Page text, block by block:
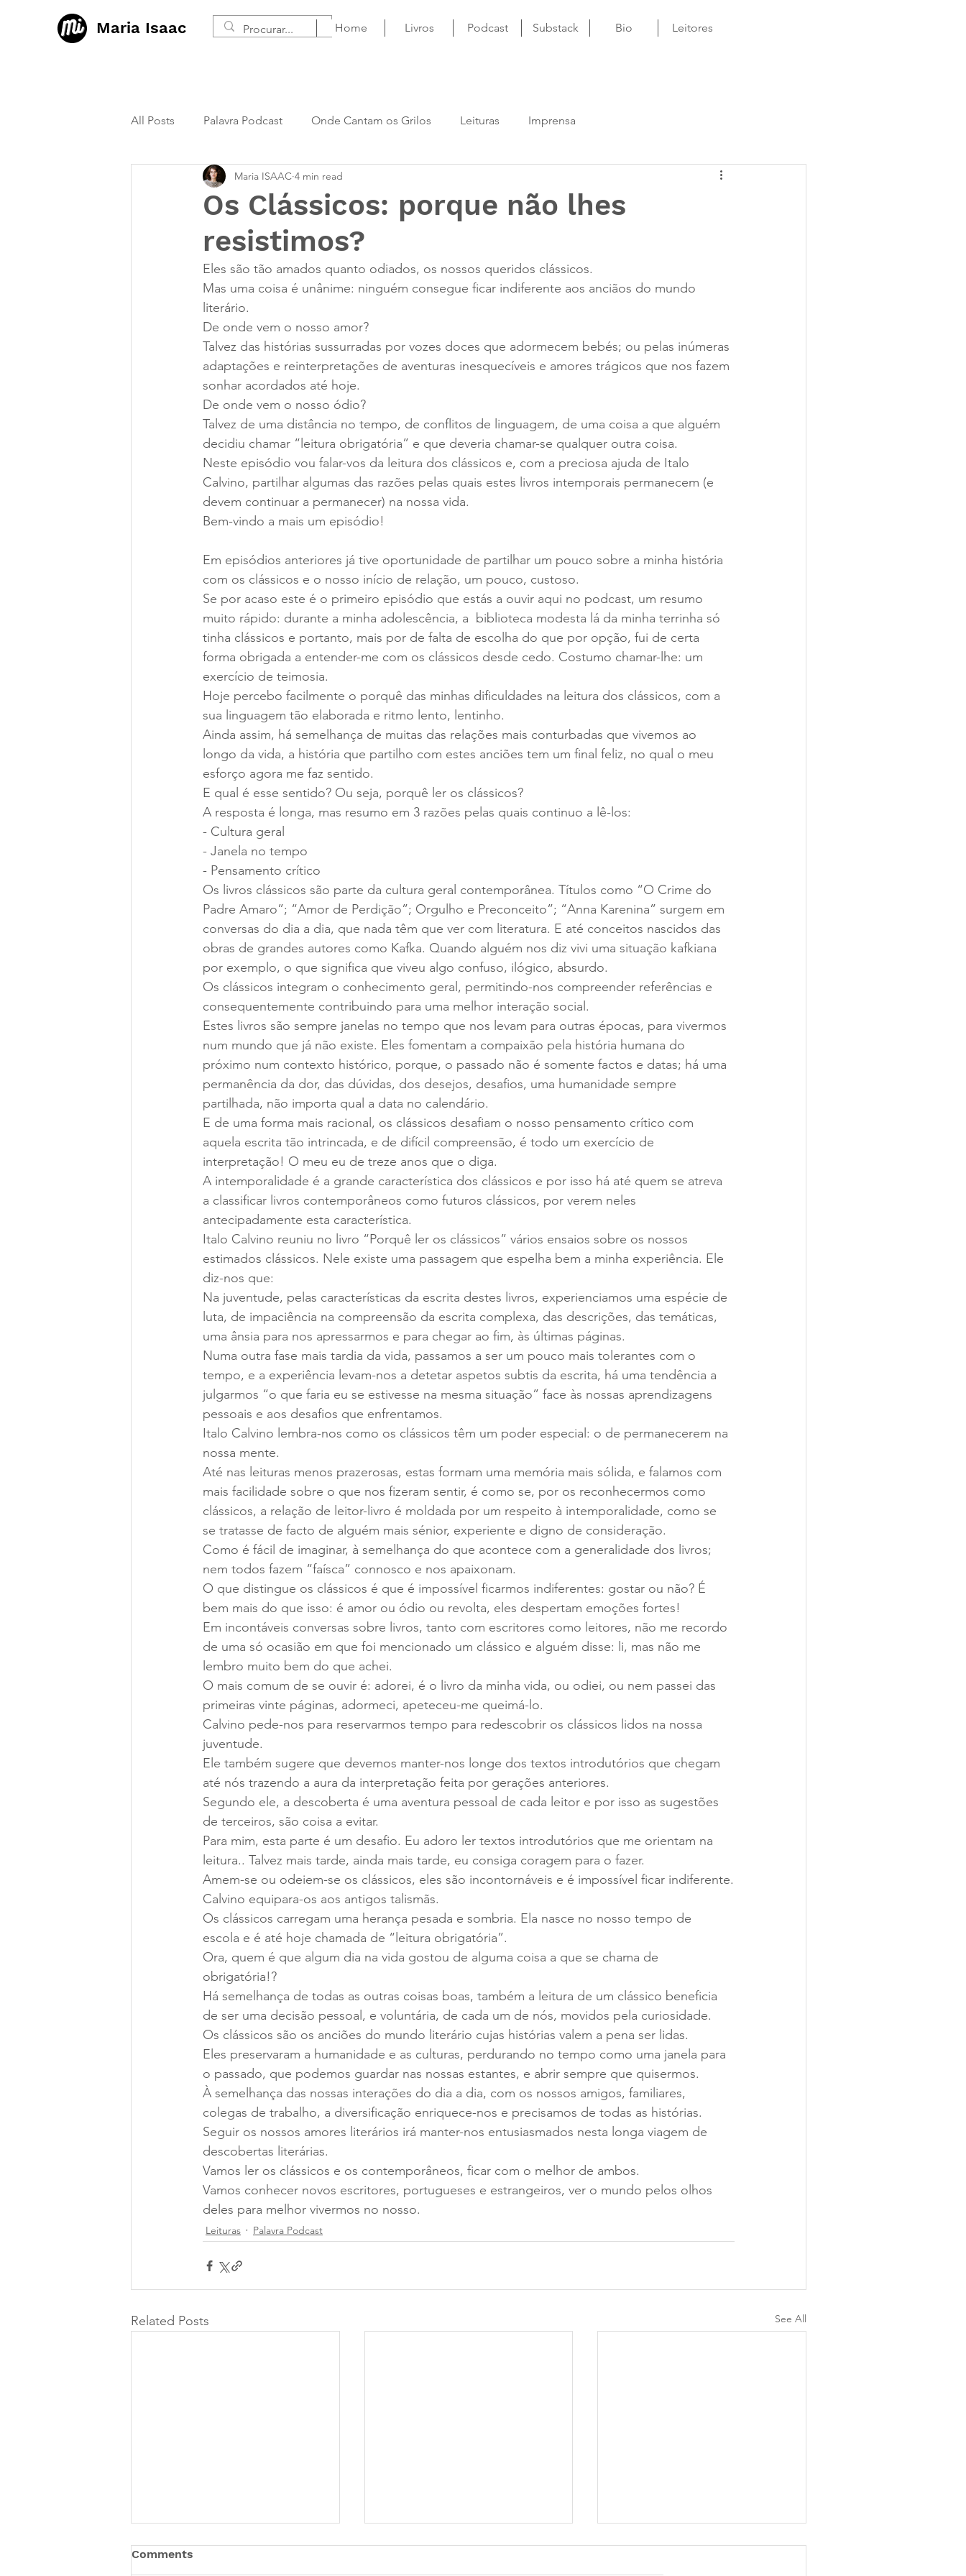
Maria Isaac Home Livros Podcast Substack Bio Leitores
All Posts Palavra Podcast Onde Cantam os Grilos Leituras Imprensa
Os Clássicos: porque não lhes
resistimos?
Maria ISAAC 4 min read
Eles são tão amados quanto odiados, os nossos queridos clássicos.
Mas uma coisa é unânime: ninguém consegue ficar indiferente aos anciãos do mundo
literário.
De onde vem o nosso amor?
Talvez das histórias sussurradas por vozes doces que adormecem bebés; ou pelas inúmeras
adaptações e reinterpretações de aventuras inesquecíveis e amores trágicos que nos fazem
sonhar acordados até hoje.
De onde vem o nosso ódio?
Talvez de uma distância no tempo, de conflitos de linguagem, de uma coisa a que alguém
decidiu chamar “leitura obrigatória” e que deveria chamar-se qualquer outra coisa.
Neste episódio vou falar-vos da leitura dos clássicos e, com a preciosa ajuda de Italo
Calvino, partilhar algumas das razões pelas quais estes livros intemporais permanecem (e
devem continuar a permanecer) na nossa vida.
Bem-vindo a mais um episódio!
Em episódios anteriores já tive oportunidade de partilhar um pouco sobre a minha história
com os clássicos e o nosso início de relação, um pouco, custoso.
Se por acaso este é o primeiro episódio que estás a ouvir aqui no podcast, um resumo
muito rápido: durante a minha adolescência, a  biblioteca modesta lá da minha terrinha só
tinha clássicos e portanto, mais por de falta de escolha do que por opção, fui de certa
forma obrigada a entender-me com os clássicos desde cedo. Costumo chamar-lhe: um
exercício de teimosia.
Hoje percebo facilmente o porquê das minhas dificuldades na leitura dos clássicos, com a
sua linguagem tão elaborada e ritmo lento, lentinho.
Ainda assim, há semelhança de muitas das relações mais conturbadas que vivemos ao
longo da vida, a história que partilho com estes anciões tem um final feliz, no qual o meu
esforço agora me faz sentido.
E qual é esse sentido? Ou seja, porquê ler os clássicos?
A resposta é longa, mas resumo em 3 razões pelas quais continuo a lê-los:
- Cultura geral
- Janela no tempo
- Pensamento crítico
Os livros clássicos são parte da cultura geral contemporânea. Títulos como “O Crime do
Padre Amaro”; “Amor de Perdição”; Orgulho e Preconceito”; “Anna Karenina” surgem em
conversas do dia a dia, que nada têm que ver com literatura. E até conceitos nascidos das
obras de grandes autores como Kafka. Quando alguém nos diz vivi uma situação kafkiana
por exemplo, o que significa que viveu algo confuso, ilógico, absurdo.
Os clássicos integram o conhecimento geral, permitindo-nos compreender referências e
consequentemente contribuindo para uma melhor interação social.
Estes livros são sempre janelas no tempo que nos levam para outras épocas, para vivermos
num mundo que já não existe. Eles fomentam a compaixão pela história humana do
próximo num contexto histórico, porque, o passado não é somente factos e datas; há uma
permanência da dor, das dúvidas, dos desejos, desafios, uma humanidade sempre
partilhada, não importa qual a data no calendário.
E de uma forma mais racional, os clássicos desafiam o nosso pensamento crítico com
aquela escrita tão intrincada, e de difícil compreensão, é todo um exercício de
interpretação! O meu eu de treze anos que o diga.
A intemporalidade é a grande característica dos clássicos e por isso há até quem se atreva
a classificar livros contemporâneos como futuros clássicos, por verem neles
antecipadamente esta característica.
Italo Calvino reuniu no livro “Porquê ler os clássicos” vários ensaios sobre os nossos
estimados clássicos. Nele existe uma passagem que espelha bem a minha experiência. Ele
diz-nos que:
Na juventude, pelas características da escrita destes livros, experienciamos uma espécie de
luta, de impaciência na compreensão da escrita complexa, das descrições, das temáticas,
uma ânsia para nos apressarmos e para chegar ao fim, às últimas páginas.
Numa outra fase mais tardia da vida, passamos a ser um pouco mais tolerantes com o
tempo, e a experiência levam-nos a detetar aspetos subtis da escrita, há uma tendência a
julgarmos “o que faria eu se estivesse na mesma situação” face às nossas aprendizagens
pessoais e aos desafios que enfrentamos.
Italo Calvino lembra-nos como os clássicos têm um poder especial: o de permanecerem na
nossa mente.
Até nas leituras menos prazerosas, estas formam uma memória mais sólida, e falamos com
mais facilidade sobre o que nos fizeram sentir, é como se, por os reconhecermos como
clássicos, a relação de leitor-livro é moldada por um respeito à intemporalidade, como se
se tratasse de facto de alguém mais sénior, experiente e digno de consideração.
Como é fácil de imaginar, à semelhança do que acontece com a generalidade dos livros;
nem todos fazem “faísca” connosco e nos apaixonam.
O que distingue os clássicos é que é impossível ficarmos indiferentes: gostar ou não? É
bem mais do que isso: é amor ou ódio ou revolta, eles despertam emoções fortes!
Em incontáveis conversas sobre livros, tanto com escritores como leitores, não me recordo
de uma só ocasião em que foi mencionado um clássico e alguém disse: li, mas não me
lembro muito bem do que achei.
O mais comum de se ouvir é: adorei, é o livro da minha vida, ou odiei, ou nem passei das
primeiras vinte páginas, adormeci, apeteceu-me queimá-lo.
Calvino pede-nos para reservarmos tempo para redescobrir os clássicos lidos na nossa
juventude.
Ele também sugere que devemos manter-nos longe dos textos introdutórios que chegam
até nós trazendo a aura da interpretação feita por gerações anteriores.
Segundo ele, a descoberta é uma aventura pessoal de cada leitor e por isso as sugestões
de terceiros, são coisa a evitar.
Para mim, esta parte é um desafio. Eu adoro ler textos introdutórios que me orientam na
leitura.. Talvez mais tarde, ainda mais tarde, eu consiga coragem para o fazer.
Amem-se ou odeiem-se os clássicos, eles são incontornáveis e é impossível ficar indiferente.
Calvino equipara-os aos antigos talismãs.
Os clássicos carregam uma herança pesada e sombria. Ela nasce no nosso tempo de
escola e é até hoje chamada de “leitura obrigatória”.
Ora, quem é que algum dia na vida gostou de alguma coisa a que se chama de
obrigatória!?
Há semelhança de todas as outras coisas boas, também a leitura de um clássico beneficia
de ser uma decisão pessoal, e voluntária, de cada um de nós, movidos pela curiosidade.
Os clássicos são os anciões do mundo literário cujas histórias valem a pena ser lidas.
Eles preservaram a humanidade e as culturas, perdurando no tempo como uma janela para
o passado, que podemos guardar nas nossas estantes, e abrir sempre que quisermos.
À semelhança das nossas interações do dia a dia, com os nossos amigos, familiares,
colegas de trabalho, a diversificação enriquece-nos e precisamos de todas as histórias.
Seguir os nossos amores literários irá manter-nos entusiasmados nesta longa viagem de
descobertas literárias.
Vamos ler os clássicos e os contemporâneos, ficar com o melhor de ambos.
Vamos conhecer novos escritores, portugueses e estrangeiros, ver o mundo pelos olhos
deles para melhor vivermos no nosso.
Leituras Palavra Podcast
Related Posts See All
Comments